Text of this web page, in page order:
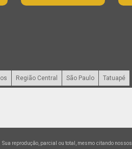
Região Central São Paulo Tatuapé
Sua reprodução, parcial ou total, mesmo citando